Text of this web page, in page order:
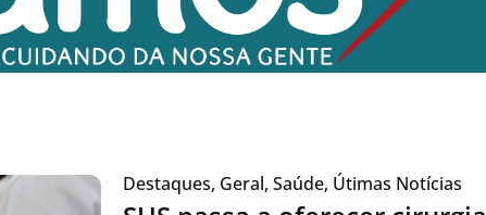
Destaques, Geral, Saúde, Útimas Notícias